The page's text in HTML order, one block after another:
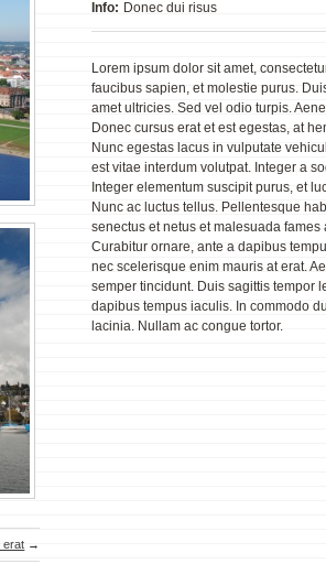
erat →
Info: Donec dui risus
Lorem ipsum dolor sit amet,
faucibus sapien, et molestie purus.
amet ultricies. Sed vel odio turpis.
Donec cursus erat et est egestas, at
Nunc egestas lacus in vulputate
est vitae interdum volutpat. Integer a
Integer elementum suscipit purus, et
Nunc ac luctus tellus. Pellentesque
senectus et netus et malesuada fames
Curabitur ornare, ante a dapibus
nec scelerisque enim mauris at erat.
semper tincidunt. Duis sagittis tempor
dapibus tempus iaculis. In commodo
lacinia. Nullam ac congue tortor.